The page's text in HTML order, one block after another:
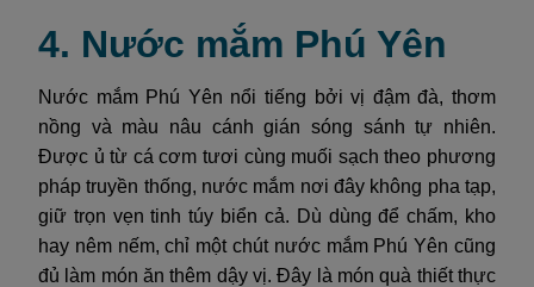
4. Nước mắm Phú Yên
Nước mắm Phú Yên nổi tiếng bởi vị đậm đà, thơm
nồng và màu nâu cánh gián sóng sánh tự nhiên.
Được ủ từ cá cơm tươi cùng muối sạch theo phương
pháp truyền thống, nước mắm nơi đây không pha tạp,
giữ trọn vẹn tinh túy biển cả. Dù dùng để chấm, kho
hay nêm nếm, chỉ một chút nước mắm Phú Yên cũng
đủ làm món ăn thêm dậy vị. Đây là món quà thiết thực